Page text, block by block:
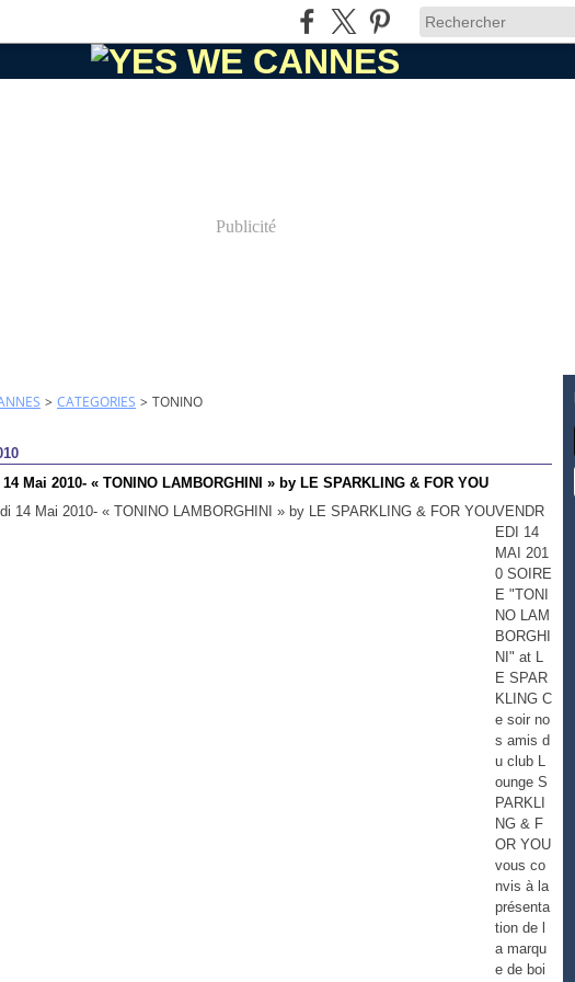
Publicité
> CATEGORIES > TONINO
Mai 2010- « TONINO LAMBORGHINI » by LE SPARKLING & FOR YOU
VENDR
EDI 14
MAI 201
0 SOIRE
E "TONI
NO LAM
BORGHI
NI" at L
E SPAR
KLING C
e soir no
s amis d
u club L
ounge S
PARKLI
NG & F
OR YOU
vous co
nvis à la
présenta
tion de l
a marqu
e de boi